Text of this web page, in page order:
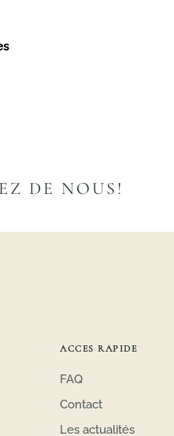
DE NOUS!
ACCES RAPIDE
FAQ
Contact
Les actualités